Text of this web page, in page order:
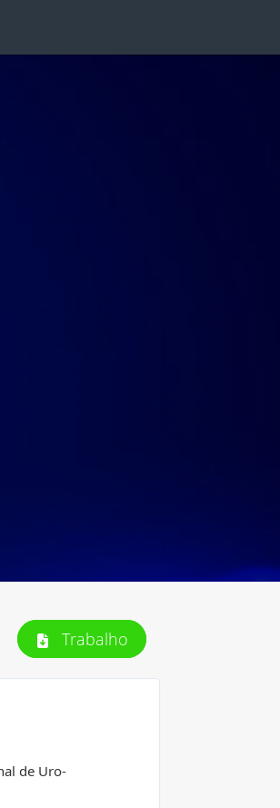
Trabalho
de Uro-